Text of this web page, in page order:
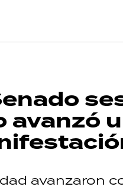
avanzó
avanzaron